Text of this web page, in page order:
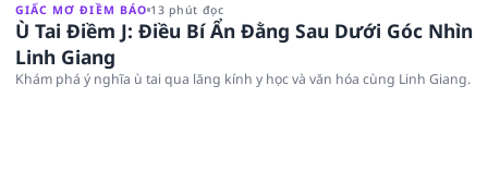
GIẤC MƠ ĐIỀM BÁO 13 phút đọc
Ù Tai Điềm J: Điều Bí Ẩn Đằng Sau Dưới Góc Nhìn
Linh Giang
Khám phá ý nghĩa ù tai qua lăng kính y học và văn hóa cùng Linh Giang.